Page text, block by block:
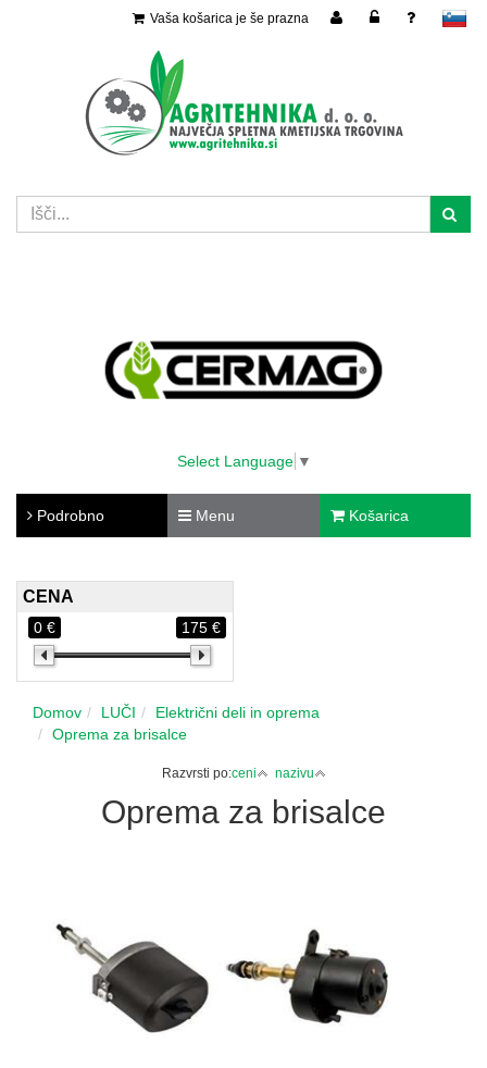
slovensko
Vaša košarica je še prazna
Select Language ▼
Podrobno Menu Košarica
CENA
0 € 175 €
Domov LUČI
Električni deli in oprema
Oprema za brisalce
Razvrsti po:ceni nazivu
Oprema za brisalce